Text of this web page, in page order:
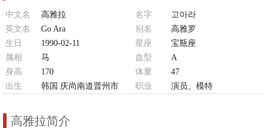
中文名 高雅拉 名字
고아라
英文名
Go Ara 别名
高雅罗
生日
1990-02-11 星座
宝瓶座
属相
马 血型
A
身高
170 体重
47
出生
韩国 庆尚南道晋州市 职业 演员、模特
高雅拉简介